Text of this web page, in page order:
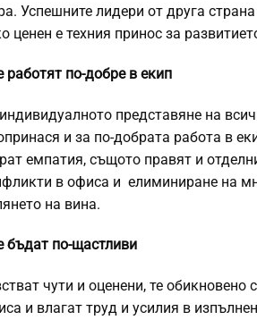
Успешните лидери от друга
ценен е техния принос за
по-добре в екип
представяне на
и за по-добрата работа в
емпатия, същото правят и
в офиса и елиминиране на
на вина.
бъдат по-щастливи
чути и оценени, те обикновено
и влагат труд и усилия в